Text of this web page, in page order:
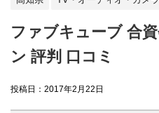
ファブキューブ 合
ン 評判 口コミ
投稿日： 2017年2月22日